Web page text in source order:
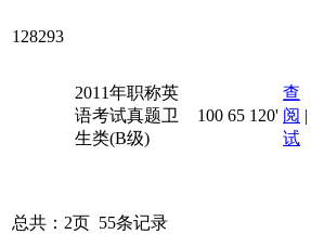
128293
2011年职称英
语考试真题卫
生类(B级)
100 65 120'
查
阅 |
试
总共：2页 55条记录